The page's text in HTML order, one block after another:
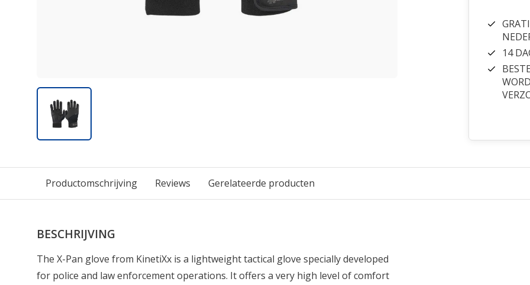
14
Productomschrijving Reviews Gerelateerde producten
BESCHRIJVING
The X-Pan glove from KinetiXx is a lightweight tactical glove specially developed
for police and law enforcement operations. It offers a very high level of comfort